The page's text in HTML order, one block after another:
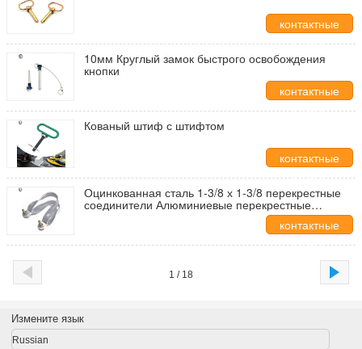
контактные
данные
10мм Круглый замок быстрого освобождения
кнопки
контактные
данные
Кованый штиф с штифтом
контактные
данные
Оцинкованная сталь 1-3/8 х 1-3/8 перекрестные
соединители Алюминиевые перекрестные
соединители - Purlin зажимы для теплицы
контактные
данные
1 / 18
Измените язык
Russian